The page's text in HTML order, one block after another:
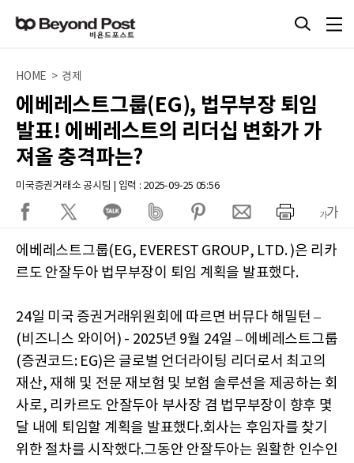
HOME > 경제
에베레스트그룹(EG), 법무부장 퇴임
발표! 에베레스트의 리더십 변화가 가
져올 충격파는?
미국증권거래소 공시팀 | 입력 : 2025-09-25 05:56
에베레스트그룹(EG, EVEREST GROUP, LTD. )은 리카
르도 안잘두아 법무부장이 퇴임 계획을 발표했다.
24일 미국 증권거래위원회에 따르면 버뮤다 해밀턴 –
(비즈니스 와이어) - 2025년 9월 24일 – 에베레스트그룹
(증권코드: EG)은 글로벌 언더라이팅 리더로서 최고의
재산, 재해 및 전문 재보험 및 보험 솔루션을 제공하는 회
사로, 리카르도 안잘두아 부사장 겸 법무부장이 향후 몇
달 내에 퇴임할 계획을 발표했다.회사는 후임자를 찾기
위한 절차를 시작했다.그동안 안잘두아는 원활한 인수인